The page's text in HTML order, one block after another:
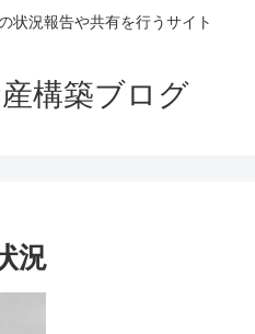
状況報告や共有を行うサイト
構築ブログ
況